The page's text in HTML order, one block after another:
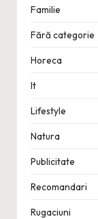
Familie
Fără categorie
Horeca
It
Lifestyle
Natura
Publicitate
Recomandari
Rugaciuni